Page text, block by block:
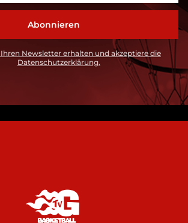
Newsletter erhalten und akzeptiere die
Datenschutzerklärung.